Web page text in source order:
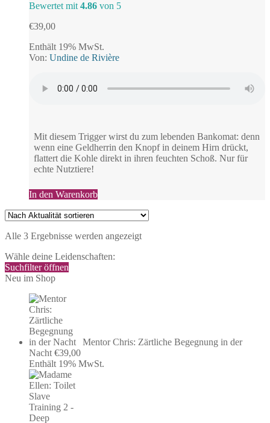
Bewertet mit 4.86 von 5
€39,00
Enthält 19% MwSt.
Von: Undine de Rivière
Mit diesem Trigger wirst du zum lebenden Bankomat: denn
wenn eine Geldherrin den Knopf in deinem Hirn drückt,
flattert die Kohle direkt in ihren feuchten Schoß. Nur für
echte Nutztiere!
In den Warenkorb
Alle 3 Ergebnisse werden angezeigtNach
Wähle deine Leidenschaften:
Suchfilter öffnen
Neu im Shop
Mentor Chris: Zärtliche Begegnung in der
Nacht €39,00
Enthält 19% MwSt.